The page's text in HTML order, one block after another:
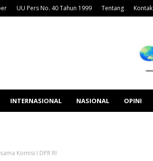
UU Pers No. 40 Tahun 1999 Tentang Kontak
INTERNASIONAL NASIONAL OPINI
Komisi I DPR RI